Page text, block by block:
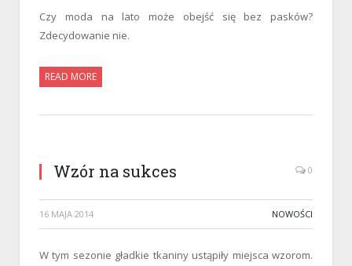
Czy moda na lato może obejść się bez pasków?
Zdecydowanie nie.
READ MORE
Wzór na sukces 0
16 MAJA 2014 NOWOŚCI
W tym sezonie gładkie tkaniny ustąpiły miejsca wzorom.